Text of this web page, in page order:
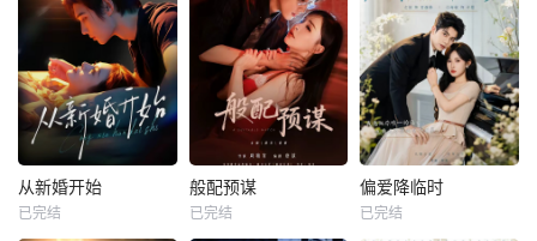
从新婚开始
已完结
般配预谋
已完结
偏爱降临时
已完结